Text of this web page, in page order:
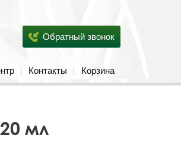
Обратный звонок
Контакты Корзина
мл